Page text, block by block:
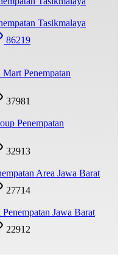
Tasikmalaya
86219
Penempatan
37981
Penempatan
32913
Area Jawa Barat
27714
Jawa Barat
22912